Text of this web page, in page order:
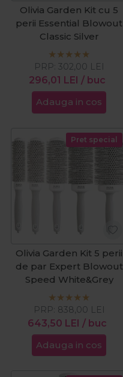
Olivia Garden Kit cu 5
perii Essential Blowout
Classic Silver
296,01 LEI / buc
PRP: 302,00 LEI
Adauga in cos
Pret special
Olivia Garden Kit 5 perii
de par Expert Blowout
Speed White&Grey
643,50 LEI / buc
PRP: 838,00 LEI
Adauga in cos